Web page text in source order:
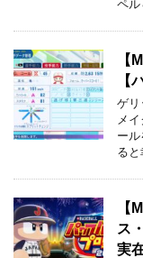
ペル
【
【
ゲリ
メ
ー
る
【
ス
実